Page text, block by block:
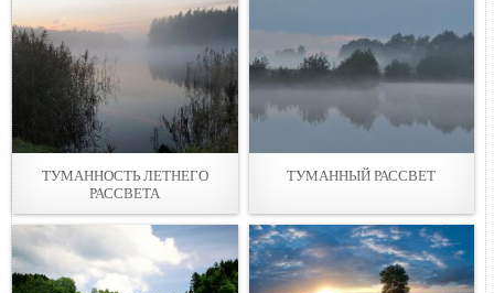
ТУМАННОСТЬ ЛЕТНЕГО
РАССВЕТА
ТУМАННЫЙ РАССВЕТ